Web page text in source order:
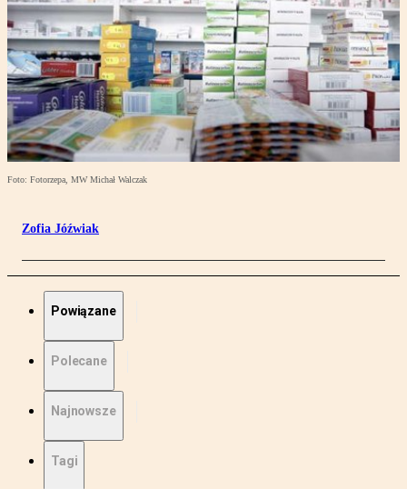
Foto: Fotorzepa, MW Michał Walczak
Zofia Jóźwiak
Powiązane
Polecane
Najnowsze
Tagi